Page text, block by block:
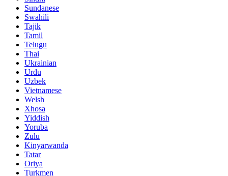
Sundanese
Swahili
Tajik
Tamil
Telugu
Thai
Ukrainian
Urdu
Uzbek
Vietnamese
Welsh
Xhosa
Yiddish
Yoruba
Zulu
Kinyarwanda
Tatar
Oriya
Turkmen